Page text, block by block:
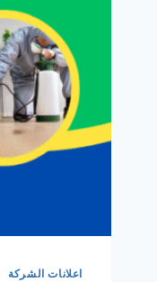
اعلانات الشركة